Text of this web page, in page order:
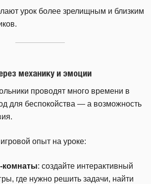
урок более зрелищным и близким
механику и эмоции
проводят много времени в
для беспокойства — а возможность
опыт на уроке:
комнаты: создайте интерактивный
где нужно решить задачи, найти